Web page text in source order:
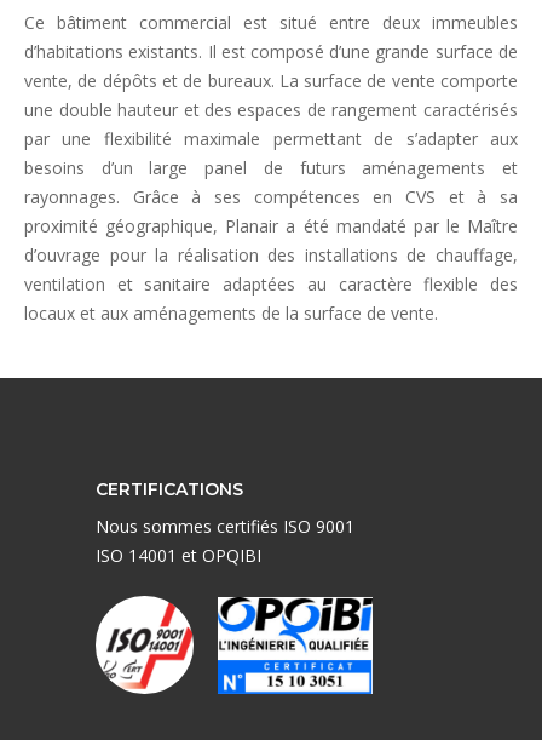
Ce bâtiment commercial est situé entre deux immeubles
d’habitations existants. Il est composé d’une grande surface de
vente, de dépôts et de bureaux. La surface de vente comporte
une double hauteur et des espaces de rangement caractérisés
par une flexibilité maximale permettant de s’adapter aux
besoins d’un large panel de futurs aménagements et
rayonnages. Grâce à ses compétences en CVS et à sa
proximité géographique, Planair a été mandaté par le Maître
d’ouvrage pour la réalisation des installations de chauffage,
ventilation et sanitaire adaptées au caractère flexible des
locaux et aux aménagements de la surface de vente.
CERTIFICATIONS
Nous sommes certifiés ISO 9001
ISO 14001 et OPQIBI